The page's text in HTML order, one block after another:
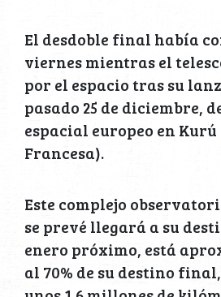
El desdoble final había
viernes mientras el
por el espacio tras su
pasado 25 de diciembre,
espacial europeo en Kurú
Francesa).
Este complejo
se prevé llegará a su
enero próximo, está
al 70% de su destino